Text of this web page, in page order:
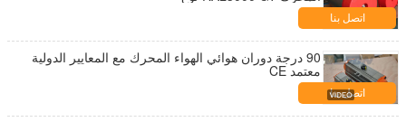
اتصل بنا
90 درجة دوران هوائي الهواء المحرك مع المعايير الدولية
معتمد CE
اتصل بنا